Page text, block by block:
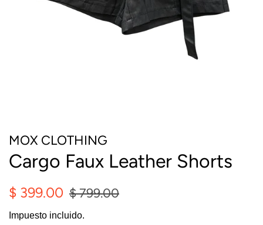
MOX CLOTHING
Cargo Faux Leather Shorts
Precio
$ 399.00 Precio
oferta
$ 799.00
Impuesto incluido.